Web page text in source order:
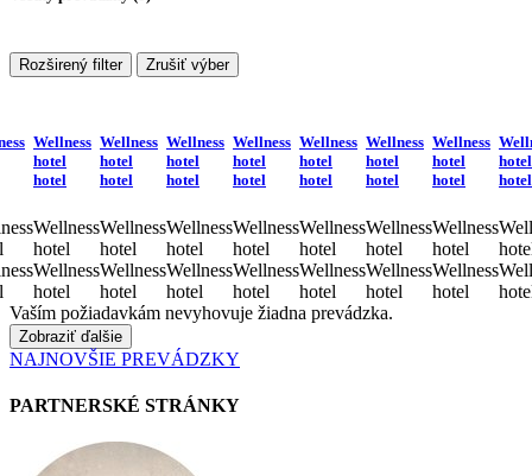
Rozširený filter Zrušiť výber
Wellness
hotel
hotel
Wellness
hotel
Wellness
hotel
Wellness
hotel
hotel
Wellness
hotel
Wellness
hotel
Wellness
hotel
hotel
Wellness
hotel
Wellness
hotel
Wellness
hotel
hotel
Wellness
hotel
Wellness
hotel
Wellness
hotel
hotel
Wellness
hotel
Wellness
hotel
Wellness
hotel
hotel
Wellness
hotel
Wellness
hotel
Wellness
hotel
hotel
Wellness
hotel
Wellness
hotel
hotel
hotel
Vaším požiadavkám nevyhovuje žiadna prevádzka.
Zobraziť ďalšie
NAJNOVŠIE PREVÁDZKY
PARTNERSKÉ STRÁNKY